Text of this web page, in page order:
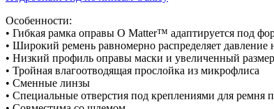
Особенности:
• Гибкая рамка оправы O Matter™ адаптируется под
• Широкий ремень равномерно распределяет давление
• Низкий профиль оправы маски и увеличенный
• Тройная влагоотводящая прослойка из микрофлиса
• Сменные линзы
• Специальные отверстия под креплениями для ремня